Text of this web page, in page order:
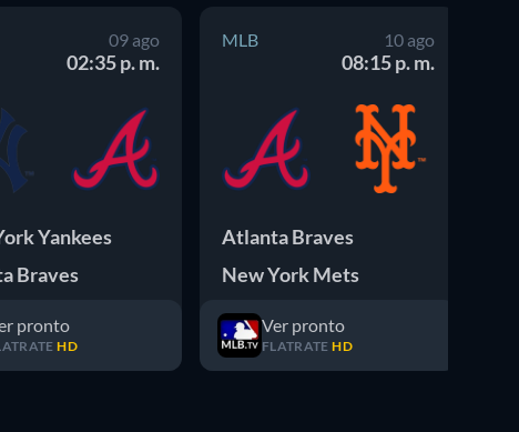
09 ago
02:35 p. m.
Yankees
Braves
pronto
HD
MLB 10 ago
08:15 p. m.
Atlanta Braves
New York Mets
Ver pronto
FLATRATE HD